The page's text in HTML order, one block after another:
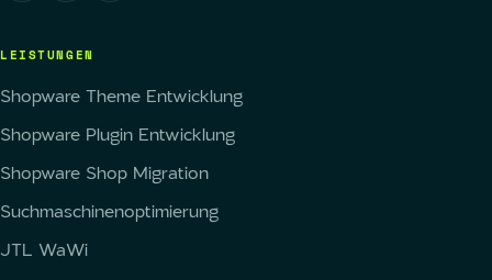
LEISTUNGEN
Shopware Theme Entwicklung
Shopware Plugin Entwicklung
Shopware Shop Migration
Suchmaschinenoptimierung
JTL WaWi